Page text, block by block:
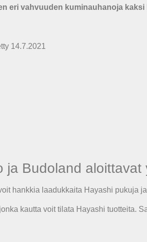
eri vahvuuden kuminauhanoja kaksi
14.7.2021
ja Budoland aloittavat
hankkia laadukkaita Hayashi pukuja
kautta voit tilata Hayashi tuotteita.